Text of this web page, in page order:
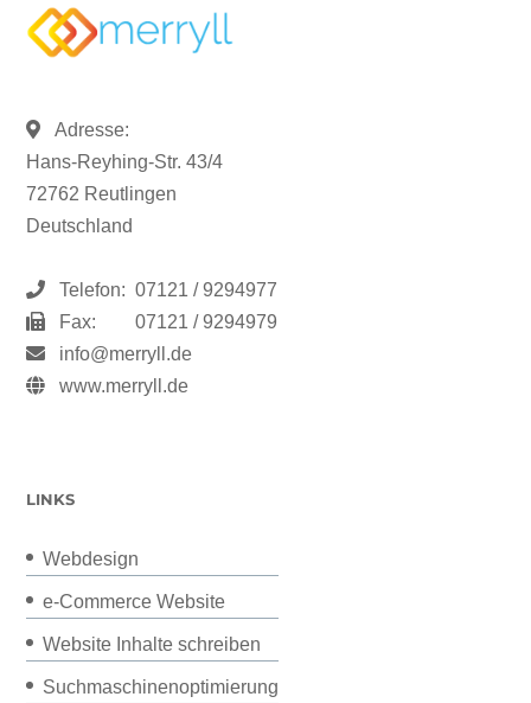
Adresse:
Hans-Reyhing-Str. 43/4
72762 Reutlingen
Deutschland
Telefon: 07121 / 9294977
Fax:
07121 / 9294979
info@merryll.de
www.merryll.de
LINKS
Webdesign
e-Commerce Website
Website Inhalte schreiben
Suchmaschinenoptimierung